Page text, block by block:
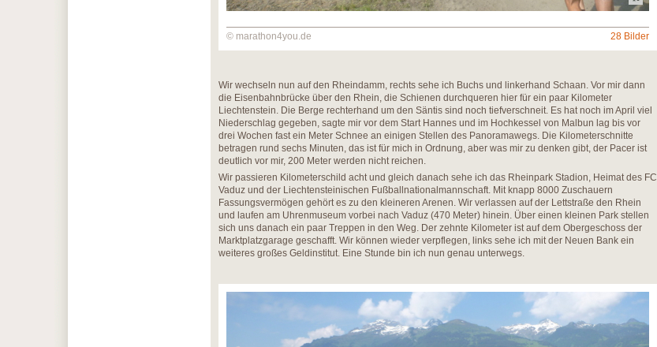
© marathon4you.de 28 Bilder
Wir wechseln nun auf den Rheindamm, rechts sehe ich Buchs und linkerhand Schaan. Vor mir dann
die Eisenbahnbrücke über den Rhein, die Schienen durchqueren hier für ein paar Kilometer
Liechtenstein. Die Berge rechterhand um den Säntis sind noch tiefverschneit. Es hat noch im April viel
Niederschlag gegeben, sagte mir vor dem Start Hannes und im Hochkessel von Malbun lag bis vor
drei Wochen fast ein Meter Schnee an einigen Stellen des Panoramawegs. Die Kilometerschnitte
betragen rund sechs Minuten, das ist für mich in Ordnung, aber was mir zu denken gibt, der Pacer ist
deutlich vor mir, 200 Meter werden nicht reichen.
Wir passieren Kilometerschild acht und gleich danach sehe ich das Rheinpark Stadion, Heimat des FC
Vaduz und der Liechtensteinischen Fußballnationalmannschaft. Mit knapp 8000 Zuschauern
Fassungsvermögen gehört es zu den kleineren Arenen. Wir verlassen auf der Lettstraße den Rhein
und laufen am Uhrenmuseum vorbei nach Vaduz (470 Meter) hinein. Über einen kleinen Park stellen
sich uns danach ein paar Treppen in den Weg. Der zehnte Kilometer ist auf dem Obergeschoss der
Marktplatzgarage geschafft. Wir können wieder verpflegen, links sehe ich mit der Neuen Bank ein
weiteres großes Geldinstitut. Eine Stunde bin ich nun genau unterwegs.